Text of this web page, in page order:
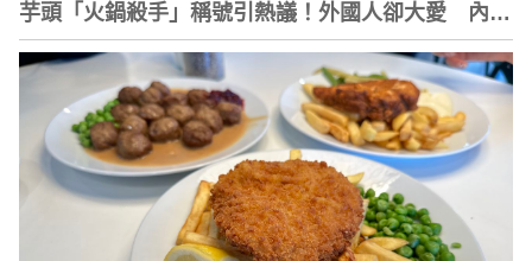
芋頭「火鍋殺手」稱號引熱議！外國人卻大愛 內行
揭露兩大主因